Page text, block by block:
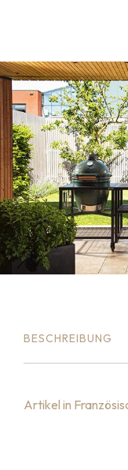
BESCHREIBUNG
Artikel in